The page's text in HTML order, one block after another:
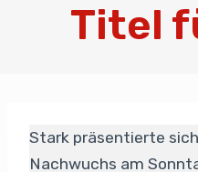
Titel
Stark präsentierte
Nachwuchs am